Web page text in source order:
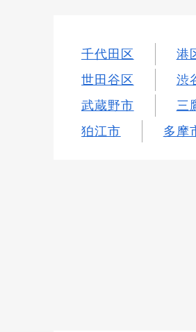
千代田区 港
世田谷区
渋
武蔵野市
三
狛江市
多摩